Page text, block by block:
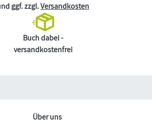
ggf. zzgl.Versandkosten
Buch dabei -
versandkostenfrei
Über uns